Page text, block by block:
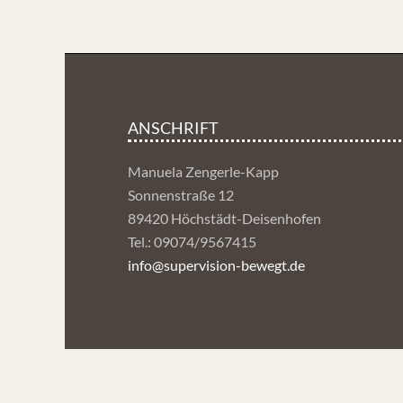
ANSCHRIFT
Manuela Zengerle-Kapp
Sonnenstraße 12
89420 Höchstädt-Deisenhofen
Tel.: 09074/9567415
info@supervision-bewegt.de